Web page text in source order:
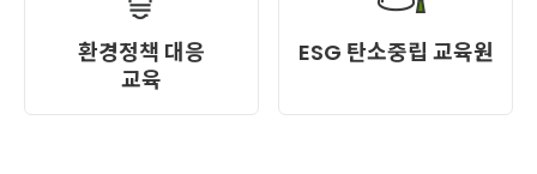
환경정책 대응
교육
ESG 탄소중립 교육원